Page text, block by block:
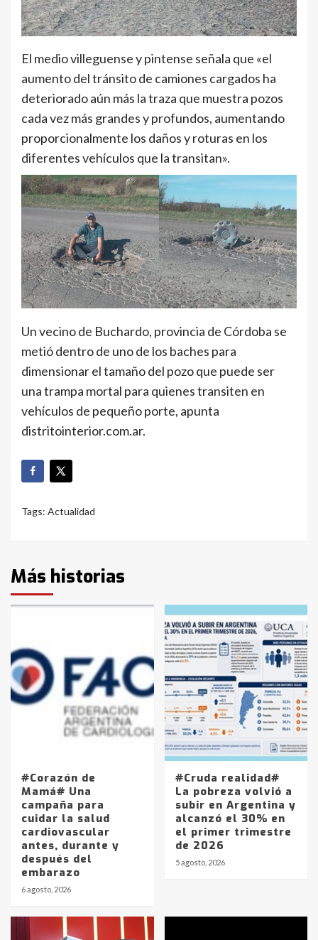
El medio villeguense y pintense señala que «el
aumento del tránsito de camiones cargados ha
deteriorado aún más la traza que muestra pozos
cada vez más grandes y profundos, aumentando
proporcionalmente los daños y roturas en los
diferentes vehículos que la transitan».
Un vecino de Buchardo, provincia de Córdoba se
metió dentro de uno de los baches para
dimensionar el tamaño del pozo que puede ser
una trampa mortal para quienes transiten en
vehículos de pequeño porte, apunta
distritointerior.com.ar.
Tags: Actualidad
Más historias
#Corazón de
Mamá# Una
campaña para
cuidar la salud
cardiovascular
antes, durante y
después del
embarazo
6 agosto, 2026
#Cruda realidad#
La pobreza volvió a
subir en Argentina y
alcanzó el 30% en
el primer trimestre
de 2026
5 agosto, 2026